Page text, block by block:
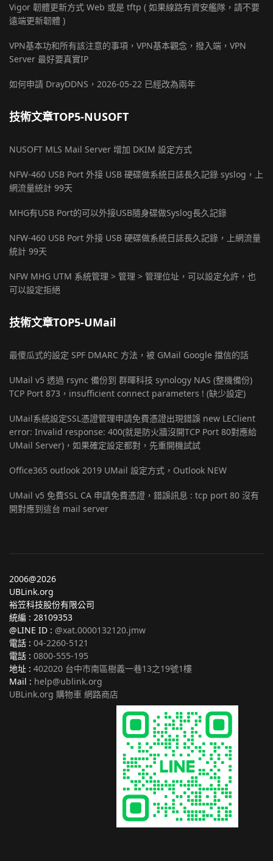
Vigor 韌體更新方式 Web 或是 tftp ( 如果線路有資安艦隊，請不要
遠端更新韌體 )
VPN基本功和所有該注意的事項，VPN基本觀念，撥入端，VPN
Server 最好要真實IP
如何申請 DrayDDNS，2026-05-22 已經改為兩年
技術文章TOP5-NUSOFT
NUSOFT MLS Mail Server 增加 DKIM 設定方式
NFW-460 USB Port 外接 USB 硬碟做系統日誌長久記錄 syslog，上
網流量統計 99天
MHG有USB Port的可以外接USB隨身碟做Syslog長久記錄
NFW-460 USB Port 外接 USB 硬碟做系統日誌長久記錄，上網流量
統計 99天
NFW MHG UTM 系統管理 > 管理 > 管理位址，可以設定允許，也
可以設定拒絕
技術文章TOP5-UMail
最傻瓜式的設定 SPF DMARC 方法，被 GMail Google 擋信的話
UMail v5 透過 rsync 備份到 群暉科技 synology NAS (整機備份)
TCP Port 873，insufficient connect parameters ! (缺少設定)
UMail系統設定SSL憑證管理申請免費憑證出現錯誤 new LEClient
error: Invalid response: 400(就是防火牆沒開TCP Port 80對應給
UMail Server)，如果確定設定都對，先重開機試試
Office365 outlook 2019 UMail 設定方式，Outlook NEW
UMail v5 免費SSL CA 申請免費憑證，錯誤訊息 : tcp port 80 沒有
開對應到這台 mail server
2006@2026
UBLink.org
裕笠科技股份有限公司
統編 : 28109353
@LINE ID : @xat.0000132120.jmw
電話 : 04-2260-5121
電話 : 0800-555-195
地址 : 402020 台中市南區樹義一巷13之19號1樓
Mail : help@ublink.org
UBLink.org 購物車 網路商店